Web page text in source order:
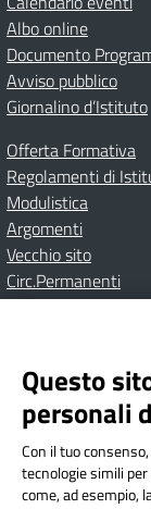
Albo online
Documento
Avviso pubblico
Giornalino d’Istituto
Offerta Formativa
Regolamenti di
Modulistica
Argomenti
Vecchio sito
Circ.Permanenti
Dichiarazione di
Istituto
Via Cesare
Questo
personali
Con il tuo
tecnologie simili
come, ad esempio,